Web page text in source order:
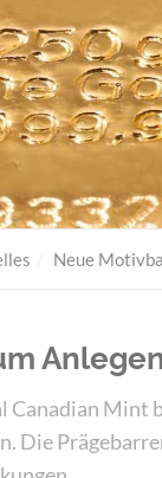
Neue
Canadian Mint
Die